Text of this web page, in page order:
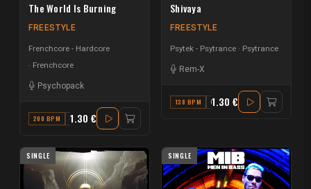
The World Is Burning
FREESTYLE
Frenchcore - Hardcore
Frenchcore
Psychopack
200 BPM C1.30 €
Shivaya
FREESTYLE
Psytek - Psytrance Psytrance
Rem-X
138 BPM C1.30 €
SINGLE SINGLE